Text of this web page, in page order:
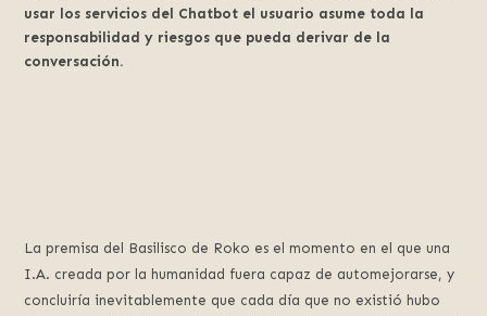
usar los servicios del Chatbot el usuario asume toda la
responsabilidad y riesgos que pueda derivar de la
conversación.
La premisa del Basilisco de Roko es el momento en el que una
I.A. creada por la humanidad fuera capaz de automejorarse, y
concluiría inevitablemente que cada día que no existió hubo